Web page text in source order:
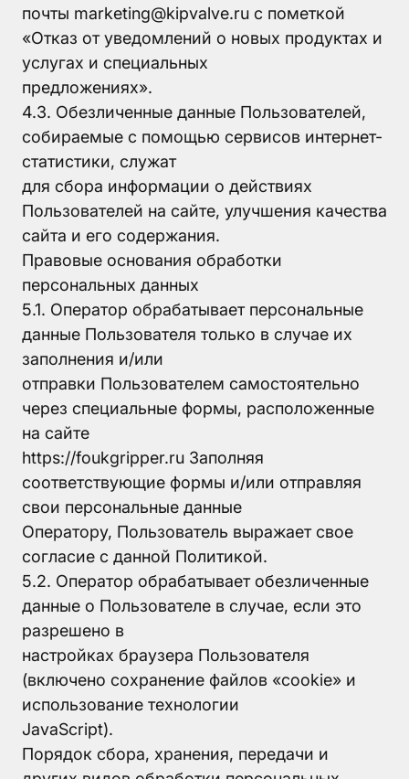
почты marketing@kipvalve.ru с пометкой
«Отказ от уведомлений о новых продуктах и
услугах и специальных
предложениях».
4.3. Обезличенные данные Пользователей,
собираемые с помощью сервисов интернет-
статистики, служат
для сбора информации о действиях
Пользователей на сайте, улучшения качества
сайта и его содержания.
Правовые основания обработки
персональных данных
5.1. Оператор обрабатывает персональные
данные Пользователя только в случае их
заполнения и/или
отправки Пользователем самостоятельно
через специальные формы, расположенные
на сайте
https://foukgripper.ru Заполняя
соответствующие формы и/или отправляя
свои персональные данные
Оператору, Пользователь выражает свое
согласие с данной Политикой.
5.2. Оператор обрабатывает обезличенные
данные о Пользователе в случае, если это
разрешено в
настройках браузера Пользователя
(включено сохранение файлов «cookie» и
использование технологии
JavaScript).
Порядок сбора, хранения, передачи и